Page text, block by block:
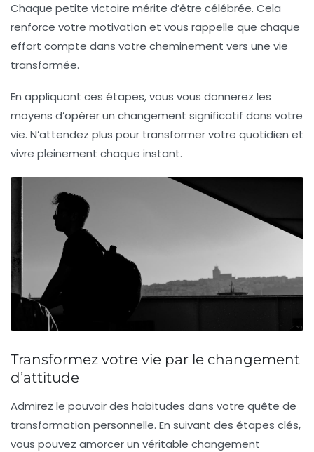
Chaque petite victoire mérite d’être célébrée. Cela
renforce votre motivation et vous rappelle que chaque
effort compte dans votre cheminement vers une vie
transformée.
En appliquant ces étapes, vous vous donnerez les
moyens d’opérer un changement significatif dans votre
vie. N’attendez plus pour transformer votre quotidien et
vivre pleinement chaque instant.
Transformez votre vie par le changement
d’attitude
Admirez le pouvoir des habitudes dans votre quête de
transformation personnelle. En suivant des étapes clés,
vous pouvez amorcer un véritable changement